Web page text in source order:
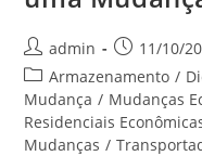
admin
11/10/
Armazenamento /
Mudança / Mudanças
Residenciais
Mudanças /